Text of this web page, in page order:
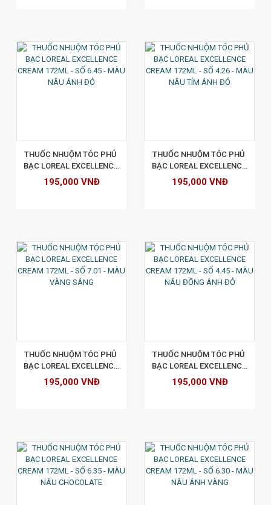
THUỐC NHUỘM TÓC PHỦ
BẠC LOREAL EXCELLENCE
CREAM 172ML - SỐ 6.45 -
MÀU NÂU ÁNH ĐỎ
195,000 VNĐ
THUỐC NHUỘM TÓC PHỦ
BẠC LOREAL EXCELLENCE
CREAM 172ML - SỐ 4.26 -
MÀU NÂU TÍM ÁNH ĐỎ
195,000 VNĐ
THUỐC NHUỘM TÓC PHỦ
BẠC LOREAL EXCELLENCE
CREAM 172ML - SỐ 7.01 -
MÀU VÀNG SÁNG
195,000 VNĐ
THUỐC NHUỘM TÓC PHỦ
BẠC LOREAL EXCELLENCE
CREAM 172ML - SỐ 4.45 -
MÀU NÂU ĐỒNG ÁNH ĐỎ
195,000 VNĐ